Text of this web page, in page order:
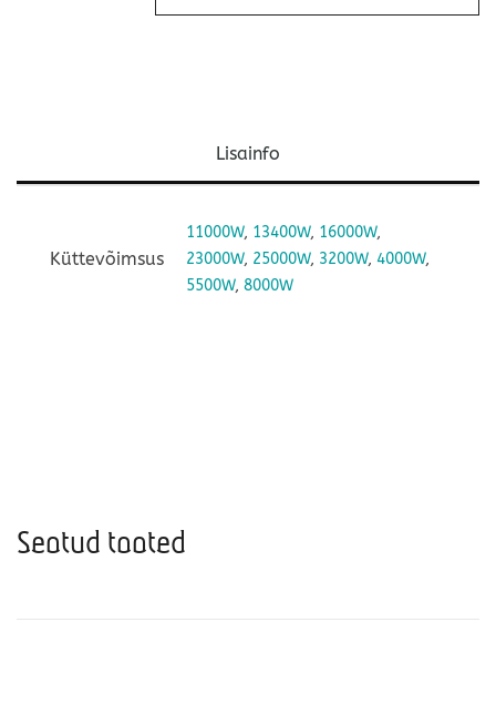
Lisainfo
Küttevõimsus
11000W, 13400W, 16000W,
23000W, 25000W, 3200W, 4000W,
5500W, 8000W
Seotud tooted